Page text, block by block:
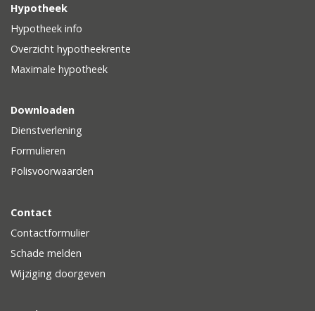
Hypotheek
Hypotheek info
Overzicht hypotheekrente
Maximale hypotheek
Downloaden
Dienstverlening
Formulieren
Polisvoorwaarden
Contact
Contactformulier
Schade melden
Wijziging doorgeven